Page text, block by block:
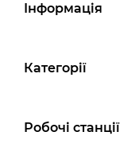
Інформація
Категорії
Робочі станції